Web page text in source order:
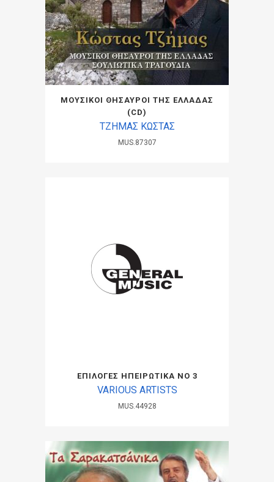
ΜΟΥΣΙΚΟΙ ΘΗΣΑΥΡΟΙ ΤΗΣ ΕΛΛΑΔΑΣ
(CD)
ΤΖΗΜΑΣ ΚΩΣΤΑΣ
MUS.87307
ΕΠΙΛΟΓΕΣ ΗΠΕΙΡΩΤΙΚΑ ΝΟ 3
VARIOUS ARTISTS
MUS.44928